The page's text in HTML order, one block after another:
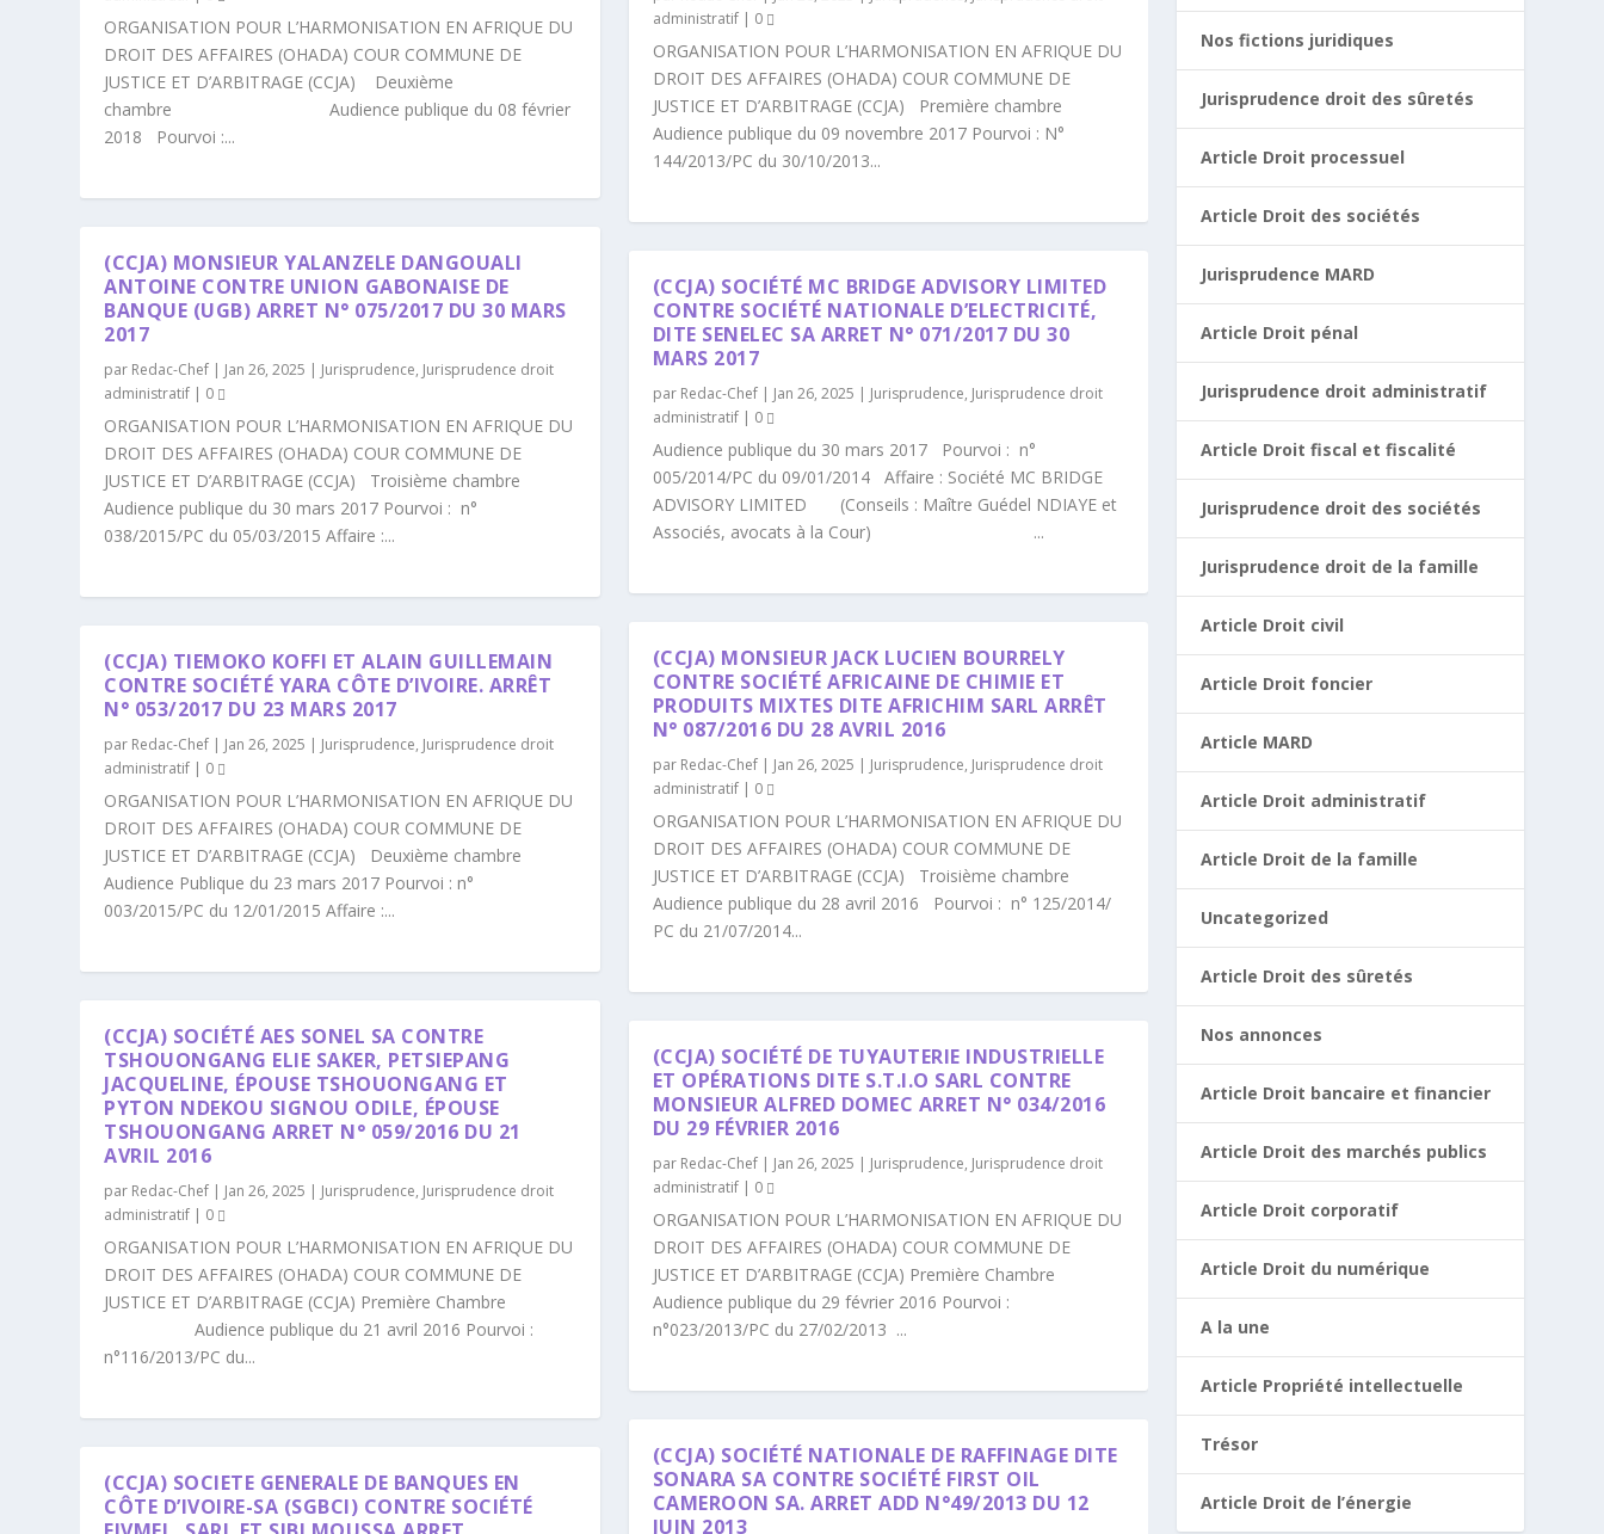
ORGANISATION POUR L’HARMONISATION EN AFRIQUE DU
DROIT DES AFFAIRES (OHADA) COUR COMMUNE DE
JUSTICE ET D’ARBITRAGE (CCJA) Deuxième
chambre Audience publique du 08 février
2018 Pourvoi :...
(CCJA) MONSIEUR YALANZELE DANGOUALI
ANTOINE CONTRE UNION GABONAISE DE
BANQUE (UGB) ARRET N° 075/2017 DU 30 MARS
2017
par Redac-Chef | Jan 26, 2025 | Jurisprudence, Jurisprudence droit
administratif | 0
ORGANISATION POUR L’HARMONISATION EN AFRIQUE DU
DROIT DES AFFAIRES (OHADA) COUR COMMUNE DE
JUSTICE ET D’ARBITRAGE (CCJA) Troisième chambre
Audience publique du 30 mars 2017 Pourvoi : n°
038/2015/PC du 05/03/2015 Affaire :...
(CCJA) TIEMOKO KOFFI ET ALAIN GUILLEMAIN
CONTRE SOCIÉTÉ YARA CÔTE D’IVOIRE. ARRÊT
N° 053/2017 DU 23 MARS 2017
par Redac-Chef | Jan 26, 2025 | Jurisprudence, Jurisprudence droit
administratif | 0
ORGANISATION POUR L’HARMONISATION EN AFRIQUE DU
DROIT DES AFFAIRES (OHADA) COUR COMMUNE DE
JUSTICE ET D’ARBITRAGE (CCJA) Deuxième chambre
Audience Publique du 23 mars 2017 Pourvoi : n°
003/2015/PC du 12/01/2015 Affaire :...
(CCJA) SOCIÉTÉ AES SONEL SA CONTRE
TSHOUONGANG ELIE SAKER, PETSIEPANG
JACQUELINE, ÉPOUSE TSHOUONGANG ET
PYTON NDEKOU SIGNOU ODILE, ÉPOUSE
TSHOUONGANG ARRET N° 059/2016 DU 21
AVRIL 2016
par Redac-Chef | Jan 26, 2025 | Jurisprudence, Jurisprudence droit
administratif | 0
ORGANISATION POUR L’HARMONISATION EN AFRIQUE DU
DROIT DES AFFAIRES (OHADA) COUR COMMUNE DE
JUSTICE ET D’ARBITRAGE (CCJA) Première Chambre
Audience publique du 21 avril 2016 Pourvoi :
n°116/2013/PC du...
(CCJA) SOCIETE GENERALE DE BANQUES EN
CÔTE D’IVOIRE-SA (SGBCI) CONTRE SOCIÉTÉ
administratif| 0
ORGANISATION POUR L’HARMONISATION EN AFRIQUE DU
DROIT DES AFFAIRES (OHADA) COUR COMMUNE DE
JUSTICE ET D’ARBITRAGE (CCJA) Première chambre
Audience publique du 09 novembre 2017 Pourvoi : N°
144/2013/PC du 30/10/2013...
(CCJA) SOCIÉTÉ MC BRIDGE ADVISORY LIMITED
CONTRE SOCIÉTÉ NATIONALE D’ELECTRICITÉ,
DITE SENELEC SA ARRET N° 071/2017 DU 30
MARS 2017
par Redac-Chef| Jan 26, 2025 | Jurisprudence, Jurisprudence droit
administratif| 0
Audience publique du 30 mars 2017 Pourvoi : n°
005/2014/PC du 09/01/2014 Affaire : Société MC BRIDGE
ADVISORY LIMITED (Conseils : Maître Guédel NDIAYE et
Associés, avocats à la Cour) ...
(CCJA) MONSIEUR JACK LUCIEN BOURRELY
CONTRE SOCIÉTÉ AFRICAINE DE CHIMIE ET
PRODUITS MIXTES DITE AFRICHIM SARL ARRÊT
N° 087/2016 DU 28 AVRIL 2016
par Redac-Chef| Jan 26, 2025 | Jurisprudence, Jurisprudence droit
administratif| 0
ORGANISATION POUR L’HARMONISATION EN AFRIQUE DU
DROIT DES AFFAIRES (OHADA) COUR COMMUNE DE
JUSTICE ET D’ARBITRAGE (CCJA) Troisième chambre
Audience publique du 28 avril 2016 Pourvoi : n° 125/2014/
PC du 21/07/2014...
(CCJA) SOCIÉTÉ DE TUYAUTERIE INDUSTRIELLE
ET OPÉRATIONS DITE S.T.I.O SARL CONTRE
MONSIEUR ALFRED DOMEC ARRET N° 034/2016
DU 29 FÉVRIER 2016
par Redac-Chef| Jan 26, 2025 | Jurisprudence, Jurisprudence droit
administratif| 0
ORGANISATION POUR L’HARMONISATION EN AFRIQUE DU
DROIT DES AFFAIRES (OHADA) COUR COMMUNE DE
JUSTICE ET D’ARBITRAGE (CCJA) Première Chambre
Audience publique du 29 février 2016 Pourvoi :
n°023/2013/PC du 27/02/2013 ...
(CCJA) SOCIÉTÉ NATIONALE DE RAFFINAGE DITE
SONARA SA CONTRE SOCIÉTÉ FIRST OIL
CAMEROON SA. ARRET ADD N°49/2013 DU 12
JUIN 2013
Nos fictions juridiques
Jurisprudence droit des sûretés
Article Droit processuel
Article Droit des sociétés
Jurisprudence MARD
Article Droit pénal
Jurisprudence droit administratif
Article Droit fiscal et fiscalité
Jurisprudence droit des sociétés
Jurisprudence droit de la famille
Article Droit civil
Article Droit foncier
Article MARD
Article Droit administratif
Article Droit de la famille
Uncategorized
Article Droit des sûretés
Nos annonces
Article Droit bancaire et financier
Article Droit des marchés publics
Article Droit corporatif
Article Droit du numérique
A la une
Article Propriété intellectuelle
Trésor
Article Droit de l’énergie